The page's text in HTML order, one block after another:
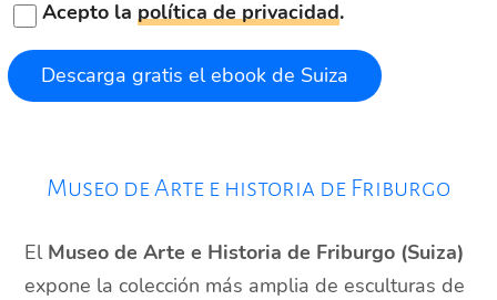
Acepto la política de privacidad.
Museo de Arte e historia de Friburgo
El Museo de Arte e Historia de Friburgo (Suiza)
expone la colección más amplia de esculturas de